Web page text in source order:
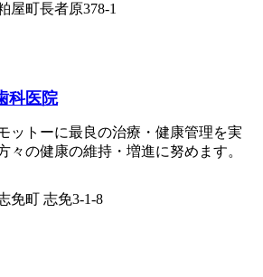
屋町長者原378-1
科医院
ットーに最良の治療・健康管理を実
々の健康の維持・増進に努めます。
免町 志免3-1-8